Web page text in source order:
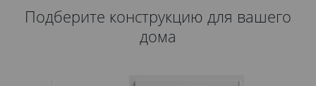
Подберите конструкцию для вашего
дома